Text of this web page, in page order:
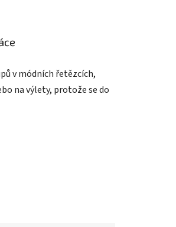
v módních řetězcích,
na výlety, protože se do